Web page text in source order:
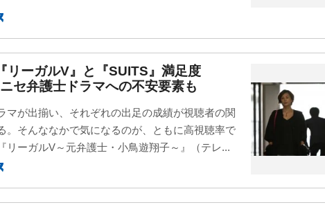
リーガルV』と『SUITS』満足度
セ弁護士ドラマへの不安要素も
マが出揃い、それぞれの出足の成績が視聴者の関
。そんななかで気になるのが、ともに高視聴率で
リーガルV～元弁護士・小鳥遊翔子～』（テレ...